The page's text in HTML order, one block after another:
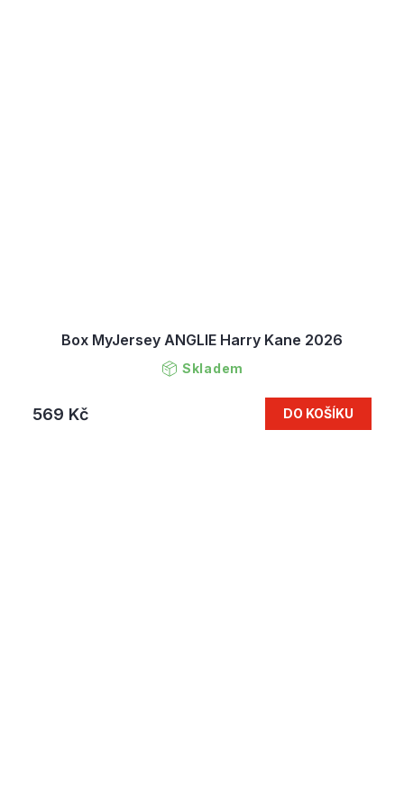
Box MyJersey ANGLIE Harry Kane 2026
Skladem
569 Kč DO KOŠÍKU